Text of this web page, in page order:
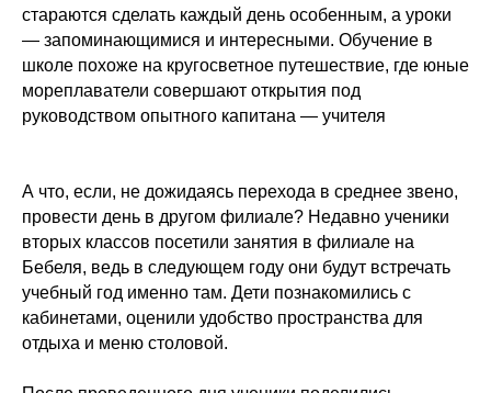
стараются сделать каждый день особенным, а уроки
— запоминающимися и интересными. Обучение в
школе похоже на кругосветное путешествие, где юные
мореплаватели совершают открытия под
руководством опытного капитана — учителя
А что, если, не дожидаясь перехода в среднее звено,
провести день в другом филиале? Недавно ученики
вторых классов посетили занятия в филиале на
Бебеля, ведь в следующем году они будут встречать
учебный год именно там. Дети познакомились с
кабинетами, оценили удобство пространства для
отдыха и меню столовой.